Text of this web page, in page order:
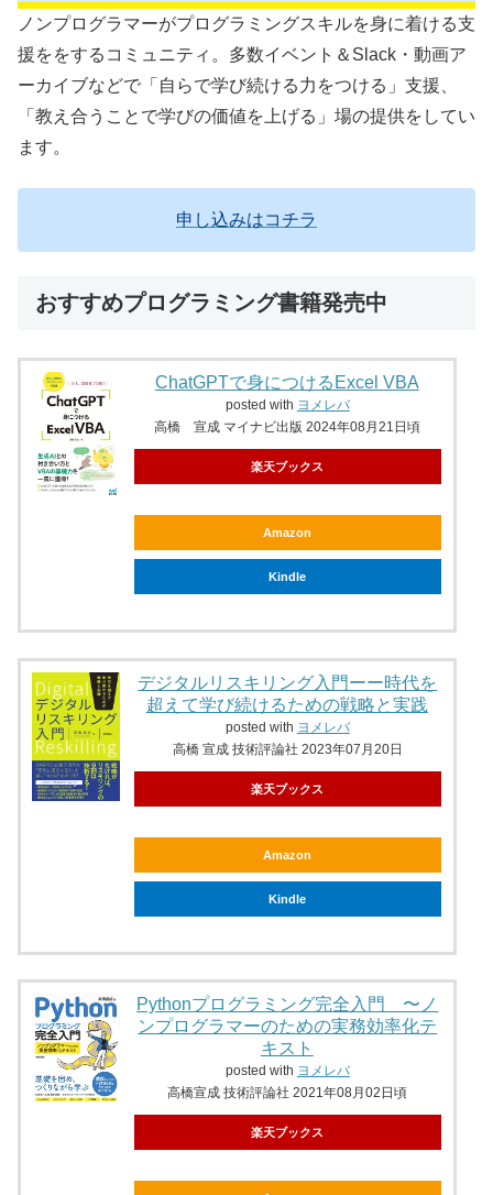
ノンプログラマーがプログラミングスキルを身に着ける支
援ををするコミュニティ。多数イベント＆Slack・動画ア
ーカイブなどで「自らで学び続ける力をつける」支援、
「教え合うことで学びの価値を上げる」場の提供をしてい
ます。
申し込みはコチラ
おすすめプログラミング書籍発売中
ChatGPTで身につけるExcel VBA
posted with ヨメレバ
高橋 宣成 マイナビ出版 2024年08月21日頃
楽天ブックス
Amazon
Kindle
デジタルリスキリング入門ーー時代を
超えて学び続けるための戦略と実践
posted with ヨメレバ
高橋 宣成 技術評論社 2023年07月20日
楽天ブックス
Amazon
Kindle
Pythonプログラミング完全入門 〜ノ
ンプログラマーのための実務効率化テ
キスト
posted with ヨメレバ
高橋宣成 技術評論社 2021年08月02日頃
楽天ブックス